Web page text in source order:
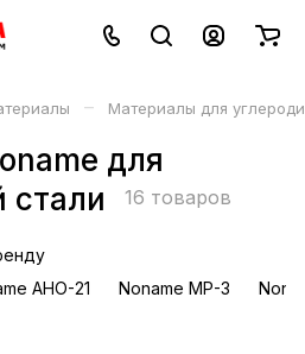
– Материалы для
для
стали
16 товаров
АНО-21 Noname МР-3